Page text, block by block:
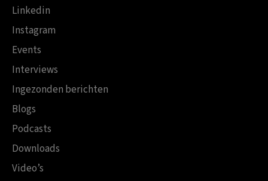
Linkedin
Instagram
Events
Interviews
Ingezonden berichten
Blogs
Podcasts
Downloads
Video’s